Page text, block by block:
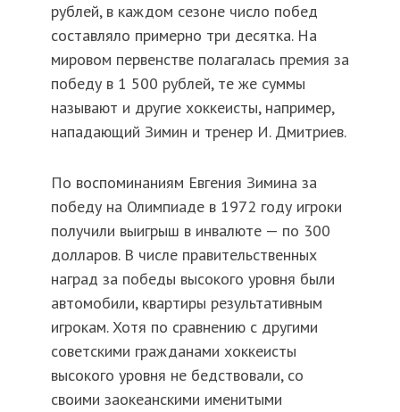
рублей, в каждом сезоне число побед
составляло примерно три десятка. На
мировом первенстве полагалась премия за
победу в 1 500 рублей, те же суммы
называют и другие хоккеисты, например,
нападающий Зимин и тренер И. Дмитриев.
По воспоминаниям Евгения Зимина за
победу на Олимпиаде в 1972 году игроки
получили выигрыш в инвалюте — по 300
долларов. В числе правительственных
наград за победы высокого уровня были
автомобили, квартиры результативным
игрокам. Хотя по сравнению с другими
советскими гражданами хоккеисты
высокого уровня не бедствовали, со
своими заокеанскими именитыми